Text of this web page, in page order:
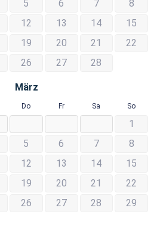
5 6 7
8
12 13 14
15
19 20 21
22
26 27 28
März
Do Fr Sa So
1
5 6 7
8
12 13 14
15
19 20 21
22
26 27 28
29